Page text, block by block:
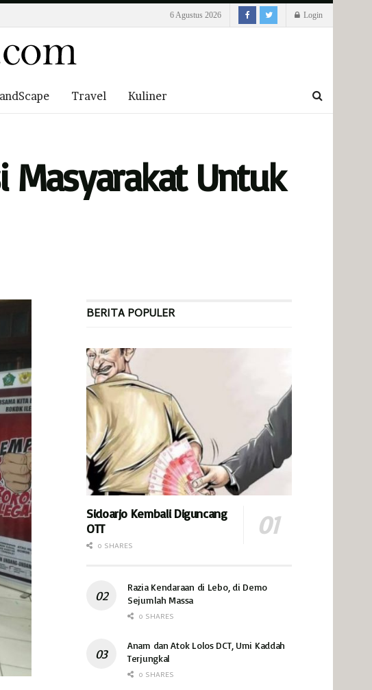
6 Agustus 2026 Login
Travel Kuliner
Masyarakat Untuk
BERITA POPULER
Sidoarjo Kembali Diguncang
OTT
0 SHARES
Razia Kendaraan di Lebo, di Demo
Sejumlah Massa
0 SHARES
Anam dan Atok Lolos DCT, Umi Kaddah
Terjungkal
0 SHARES